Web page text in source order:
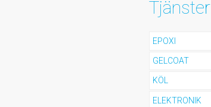
Tjänster
EPOXI
GELCOAT
KÖL
ELEKTRONIK